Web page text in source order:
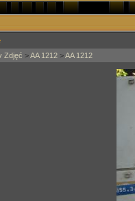
Zdjęć >AA 1212 >AA 1212